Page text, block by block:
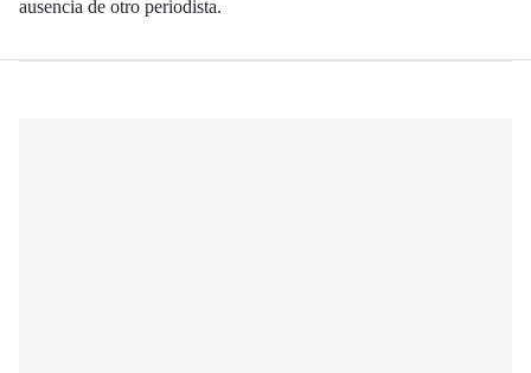
ausencia de otro periodista.